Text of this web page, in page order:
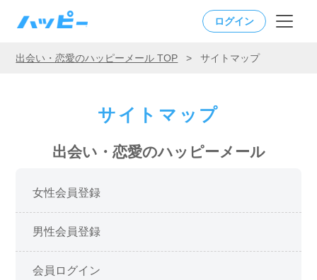
ログイン
出会い・恋愛のハッピーメール TOP > サイトマップ
サイトマップ
出会い・恋愛のハッピーメール
女性会員登録
男性会員登録
会員ログイン